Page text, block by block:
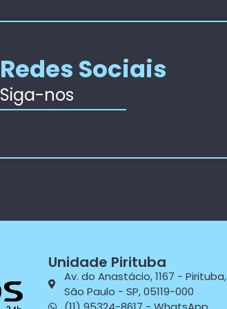
Redes Sociais
Siga-nos
Unidade Pirituba
Av. do Anastácio, 1167 - Pirituba,
São Paulo - SP, 05119-000